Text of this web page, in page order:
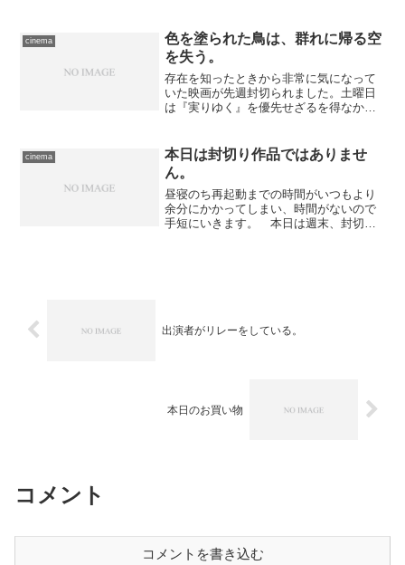
丈夫でした。実際に利用し...
cinema
色を塗られた鳥は、群れに帰る空
を失う。
存在を知ったときから非常に気になって
いた映画が先週封切られました。土曜日
は『実りゆく』を優先せざるを得なかっ
49分とまあエグい長さなので、上映回数
を増やすためでしょう...
cinema
本日は封切り作品ではありませ
ん。
昼寝のち再起動までの時間がいつもより
余分にかかってしまい、時間がないので
手短にいきます。 本日は週末、封切り
出演者がリレーをしている。
本日のお買い物
コメント
コメントを書き込む